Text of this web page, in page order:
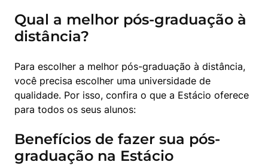
Qual a melhor pós-graduação à
distância?
Para escolher a melhor pós-graduação à distância,
você precisa escolher uma universidade de
qualidade. Por isso, confira o que a Estácio oferece
para todos os seus alunos:
Benefícios de fazer sua pós-
graduação na Estácio